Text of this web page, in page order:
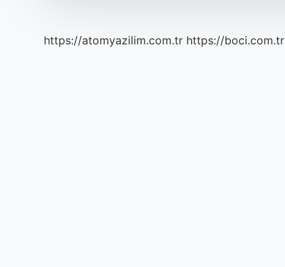
https://atomyazilim.com.tr https://boci.com.tr